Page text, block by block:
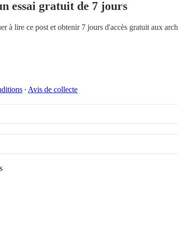
essai gratuit de 7 jours
à lire ce post et obtenir 7 jours d'accès gratuit aux
∙ Avis de collecte